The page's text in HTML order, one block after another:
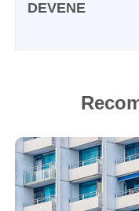
DEVENE